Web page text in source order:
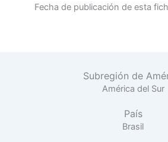
Fecha de publicación de esta
Subregión de
América del Sur
País
Brasil